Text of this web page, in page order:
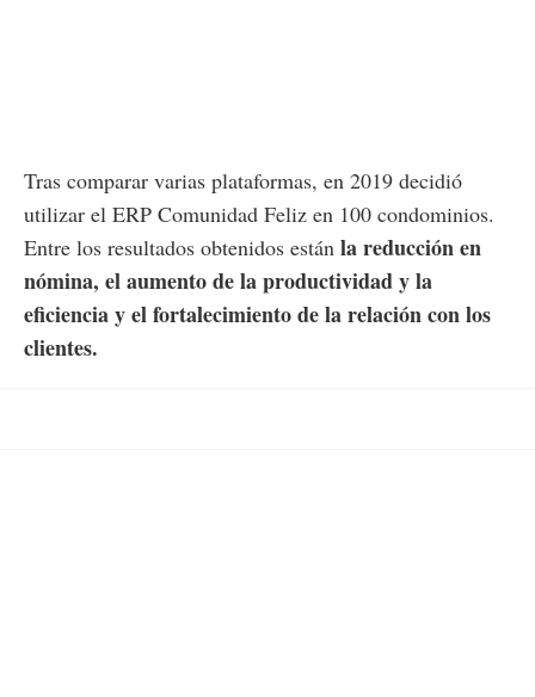
Tras comparar varias plataformas, en 2019 decidió
utilizar el ERP Comunidad Feliz en 100 condominios.
Entre los resultados obtenidos están la reducción en
nómina, el aumento de la productividad y la
eficiencia y el fortalecimiento de la relación con los
clientes.